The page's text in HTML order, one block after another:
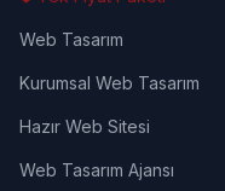
Web Tasarım
Kurumsal Web Tasarım
Hazır Web Sitesi
Web Tasarım Ajansı